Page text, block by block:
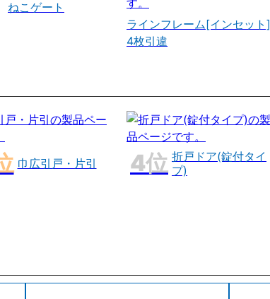
ねこゲート
ラインフレーム[インセット]
4枚引違
巾広引戸・片引
折戸ドア(錠付タイ
プ)